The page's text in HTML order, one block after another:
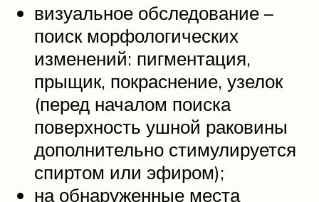
визуальное обследование –
поиск морфологических
изменений: пигментация,
прыщик, покраснение, узелок
(перед началом поиска
поверхность ушной раковины
дополнительно стимулируется
спиртом или эфиром);
на обнаруженные места